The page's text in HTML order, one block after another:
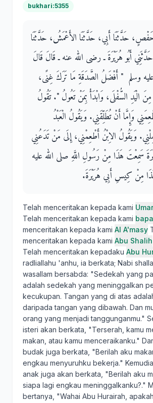
bukhari:5355
حَدَّثَنَا أَبِي، حَدَّثَنَا الأَعْمَشُ، حَدَّثَنَا
أَبُو هُرَيْرَةَ ـ رضى الله عنه ـ قَالَ قَالَ
عليه وسلم ‏ "‏ أَفْضَلُ الصَّدَقَةِ مَا تَرَكَ غِنًى،
مِنَ الْيَدِ السُّفْلَى، وَابْدَأْ بِمَنْ تَعُولُ ‏"‏‏.‏ تَقُولُ
وَإِمَّا أَنْ تُطَلِّقَنِي‏.‏ وَيَقُولُ الْعَبْدُ
وَيَقُولُ الاِبْنُ أَطْعِمْنِي، إِلَى مَنْ تَدَعُنِي
سَمِعْتَ هَذَا مِنْ رَسُولِ اللَّهِ صلى الله عليه
مِنْ كِيسِ أَبِي هُرَيْرَةَ‏.‏
Telah menceritakan kepada kami
Telah menceritakan kepada kami
menceritakan kepada kami Al A'masy
menceritakan kepada kami Abu Shalih
Telah menceritakan kepadaku Abu
radliallahu 'anhu, ia berkata; Nabi
wasallam bersabda: "Sedekah yang
adalah sedekah yang meninggalkan
kecukupan. Tangan yang di atas
daripada tangan yang dibawah. Dan
orang yang menjadi tanggunganmu."
isteri akan berkata, "Terserah, kamu
makan, atau kamu menceraikanku."
budak juga berkata, "Berilah aku
engkau menyuruhku bekerja."
anak juga akan berkata, "Berilah aku
siapa lagi engkau meninggalkanku?."
bertanya, "Wahai Abu Hurairah,